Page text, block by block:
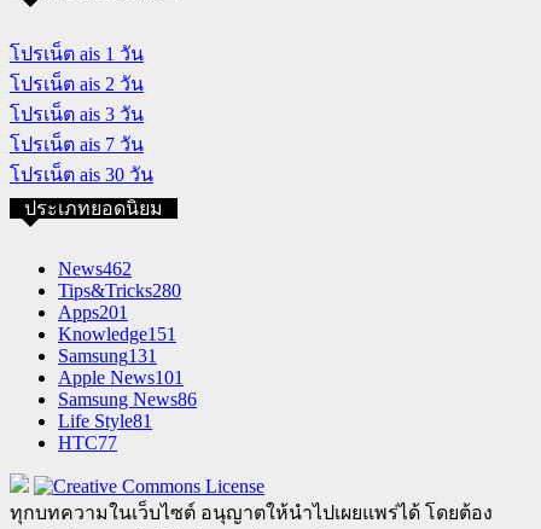
โปรเน็ต ais 1 วัน
โปรเน็ต ais 2 วัน
โปรเน็ต ais 3 วัน
โปรเน็ต ais 7 วัน
โปรเน็ต ais 30 วัน
ประเภทยอดนิยม
News462
Tips&Tricks280
Apps201
Knowledge151
Samsung131
Apple News101
Samsung News86
Life Style81
HTC77
ทุกบทความในเว็บไซต์ อนุญาตให้นำไปเผยแพร่ได้ โดยต้อง